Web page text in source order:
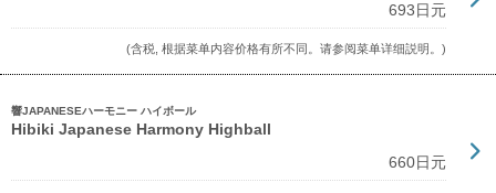
693日元
(含税, 根据菜单内容价格有所不同。请参阅菜单详细説明。)
響JAPANESEハーモニー ハイボール
Hibiki Japanese Harmony Highball
660日元